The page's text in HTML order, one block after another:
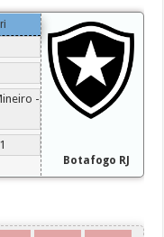
-
Botafogo RJ